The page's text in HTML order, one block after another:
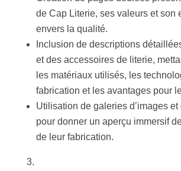
de Cap Literie, ses valeurs et son
envers la qualité.
Inclusion de descriptions
et des accessoires de literie,
les matériaux utilisés, les
fabrication et les avantages pour
Utilisation de galeries d’images
pour donner un aperçu immersif
de leur fabrication.